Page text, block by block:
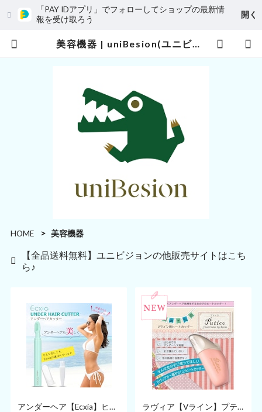
「PAY IDアプリ」でフォローしてショップの最新情
報を受け取ろう
開く
美容機器 | uniBesion(ユニビジョン)
HOME 美容機器
【全品送料無料】ユニビジョンの他販売サイトはこち
ら♪
アンダーヘア【Ecxia】ヒー
ラヴィア【Vライン】プテ